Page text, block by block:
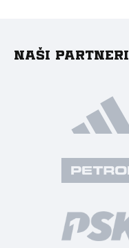
Naši partneri